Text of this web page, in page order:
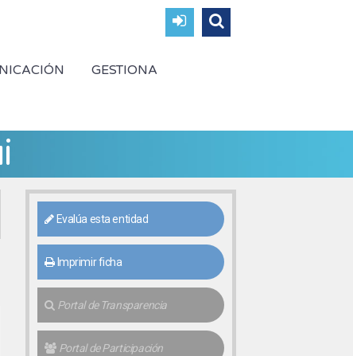
GESTIONA
Evalúa esta entidad
Imprimir ficha
Portal de Transparencia
Portal de Participación